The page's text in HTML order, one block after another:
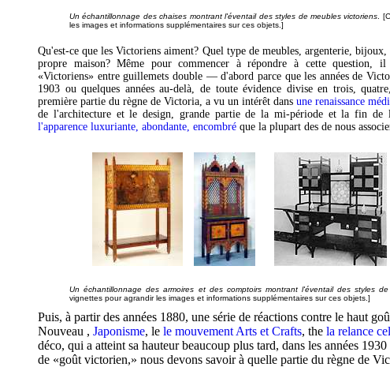
Un échantillonnage des chaises montrant l'éventail des styles de meubles victoriens .
les images et informations supplémentaires sur ces objets.]
Qu'est-ce que les Victoriens aiment? Quel type de meubles, argenterie,
propre maison? Même pour commencer à répondre à cette question,
«Victoriens» entre guillemets double — d'abord parce que les années de
1903 ou quelques années au-delà, de toute évidence divise en trois,
première partie du règne de Victoria, a vu un intérêt dans une renaissance
de l'architecture et le design, grande partie de la mi-période et la fin de
l'apparence luxuriante, abondante, encombré que la plupart des de nous
Un échantillonnage des armoires et des comptoirs montrant l'éventail des styles
vignettes pour agrandir les images et informations supplémentaires sur ces objets.]
Puis, à partir des années 1880, une série de réactions contre le haut
Nouveau , Japonisme, le le mouvement Arts et Crafts, the la relance
déco, qui a atteint sa hauteur beaucoup plus tard, dans les années
de «goût victorien,» nous devons savoir à quelle partie du règne de